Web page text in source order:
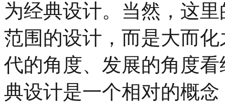
为经典设计。当然，这
范围的设计，而是大而
代的角度、发展的角度
典设计是一个相对的概